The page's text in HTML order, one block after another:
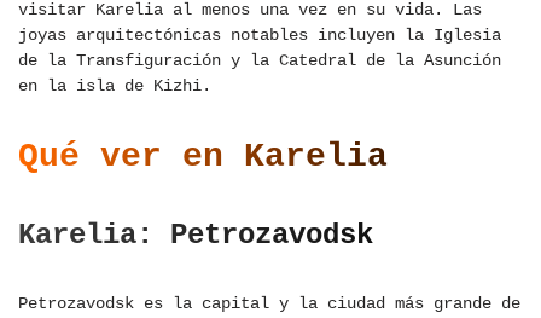
visitar Karelia al menos una vez en su vida. Las
joyas arquitectónicas notables incluyen la Iglesia
de la Transfiguración y la Catedral de la Asunción
en la isla de Kizhi.
Qué ver en Karelia
Karelia: Petrozavodsk
Petrozavodsk es la capital y la ciudad más grande de